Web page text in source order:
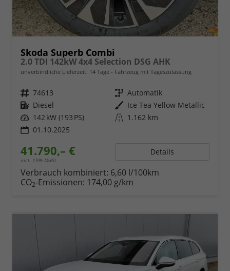
Skoda Superb Combi
2.0 TDI 142kW 4x4 Selection DSG AHK
unverbindliche Lieferzeit: 14 Tage Fahrzeug mit Tageszulassung
Fahrzeugnr. 74613 Getriebe Automatik
Kraftstoff Diesel Außenfarbe Ice Tea Yellow Metallic
Leistung 142 kW (193 PS) Kilometerstand 1.162 km
01.10.2025
41.790,– €
incl. 19% MwSt.
Details
Verbrauch kombiniert: 6,60 l/100km
CO2-Emissionen: 174,00 g/km